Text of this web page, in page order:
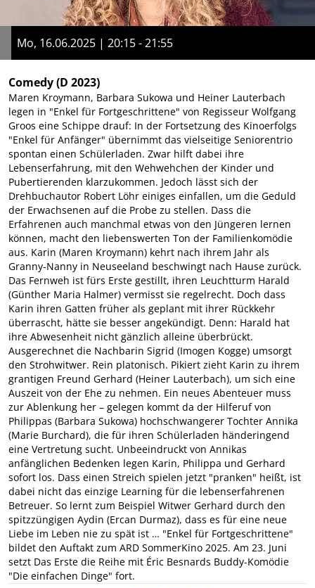
Mo, 16.06.2025 | 20:15 - 21:55
Comedy(D 2023)
Maren Kroymann, Barbara Sukowa und Heiner Lauterbach
legen in "Enkel für Fortgeschrittene" von Regisseur Wolfgang
Groos eine Schippe drauf: In der Fortsetzung des Kinoerfolgs
"Enkel für Anfänger" übernimmt das vielseitige Seniorentrio
spontan einen Schülerladen. Zwar hilft dabei ihre
Lebenserfahrung, mit den Wehwehchen der Kinder und
Pubertierenden klarzukommen. Jedoch lässt sich der
Drehbuchautor Robert Löhr einiges einfallen, um die Geduld
der Erwachsenen auf die Probe zu stellen. Dass die
Erfahrenen auch manchmal etwas von den Jüngeren lernen
können, macht den liebenswerten Ton der Familienkomödie
aus. Karin (Maren Kroymann) kehrt nach ihrem Jahr als
Granny-Nanny in Neuseeland beschwingt nach Hause zurück.
Das Fernweh ist fürs Erste gestillt, ihren Leuchtturm Harald
(Günther Maria Halmer) vermisst sie regelrecht. Doch dass
Karin ihren Gatten früher als geplant mit ihrer Rückkehr
überrascht, hätte sie besser angekündigt. Denn: Harald hat
ihre Abwesenheit nicht gänzlich alleine überbrückt.
Ausgerechnet die Nachbarin Sigrid (Imogen Kogge) umsorgt
den Strohwitwer. Rein platonisch. Pikiert zieht Karin zu ihrem
grantigen Freund Gerhard (Heiner Lauterbach), um sich eine
Auszeit von der Ehe zu nehmen. Ein neues Abenteuer muss
zur Ablenkung her – gelegen kommt da der Hilferuf von
Philippas (Barbara Sukowa) hochschwangerer Tochter Annika
(Marie Burchard), die für ihren Schülerladen händeringend
eine Vertretung sucht. Unbeeindruckt von Annikas
anfänglichen Bedenken legen Karin, Philippa und Gerhard
sofort los. Dass einen Streich spielen jetzt "pranken" heißt, ist
dabei nicht das einzige Learning für die lebenserfahrenen
Betreuer. So lernt zum Beispiel Witwer Gerhard durch den
spitzzüngigen Aydin (Ercan Durmaz), dass es für eine neue
Liebe im Leben nie zu spät ist … "Enkel für Fortgeschrittene"
bildet den Auftakt zum ARD SommerKino 2025. Am 23. Juni
setzt Das Erste die Reihe mit Éric Besnards Buddy-Komödie
"Die einfachen Dinge" fort.